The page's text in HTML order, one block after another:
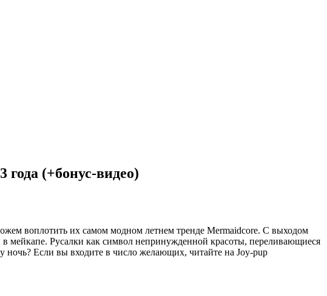
(+бонус-видео)
воплотить их самом модном летнем тренде Mermaidcore. С выходом
мейкапе. Русалки как символ непринужденной красоты, переливающиеся
Если вы входите в число желающих, читайте на Joy-pup